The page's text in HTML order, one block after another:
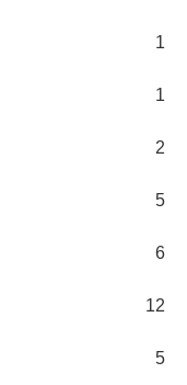
1
1
2
5
6
12
5